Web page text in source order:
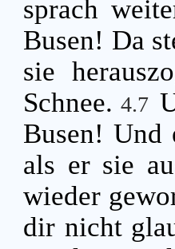
sprach
Busen! Da
sie
Schnee. 4.7
Busen! Und
als er sie
wieder
dir nicht